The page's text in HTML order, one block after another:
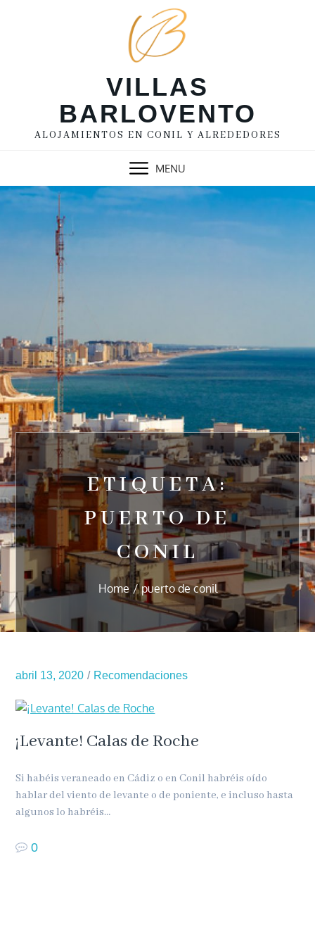
VILLAS
BARLOVENTO
ALOJAMIENTOS EN CONIL Y ALREDEDORES
MENU
ETIQUETA:
PUERTO DE
CONIL
Home puerto de conil
abril 13, 2020 Recomendaciones
¡Levante! Calas de Roche
Si habéis veraneado en Cádiz o en Conil habréis oído
hablar del viento de levante o de poniente, e incluso hasta
algunos lo habréis…
0